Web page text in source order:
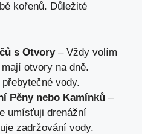
kořenů. Důležité
s Otvory– Vždy volím
otvory na dně.
vody.
Pěny nebo Kamínků –
umísťuji drenážní
zadržování vody.